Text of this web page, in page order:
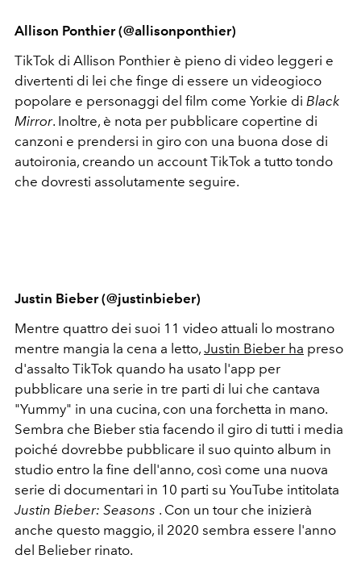
Allison Ponthier (@allisonponthier)
TikTok di Allison Ponthier è pieno di video leggeri e
divertenti di lei che finge di essere un videogioco
popolare e personaggi del film come Yorkie di Black
Mirror. Inoltre, è nota per pubblicare copertine di
canzoni e prendersi in giro con una buona dose di
autoironia, creando un account TikTok a tutto tondo
che dovresti assolutamente seguire.
Justin Bieber (@justinbieber)
Mentre quattro dei suoi 11 video attuali lo mostrano
mentre mangia la cena a letto, Justin Bieber ha preso
d'assalto TikTok quando ha usato l'app per
pubblicare una serie in tre parti di lui che cantava
"Yummy" in una cucina, con una forchetta in mano.
Sembra che Bieber stia facendo il giro di tutti i media
poiché dovrebbe pubblicare il suo quinto album in
studio entro la fine dell'anno, così come una nuova
serie di documentari in 10 parti su YouTube intitolata
Justin Bieber: Seasons . Con un tour che inizierà
anche questo maggio, il 2020 sembra essere l'anno
del Belieber rinato.